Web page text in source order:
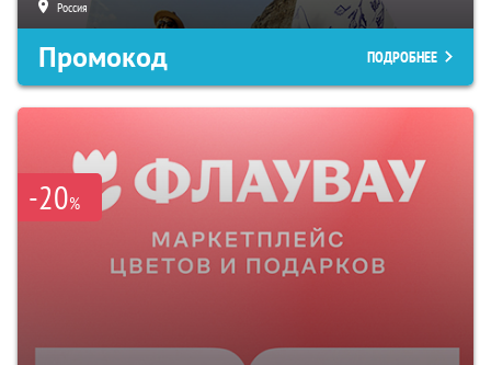
Россия
Промокод ПОДРОБНЕЕ
-20%